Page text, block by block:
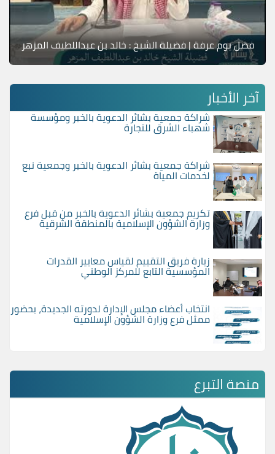
فضل يوم عرفة | فضيلة الشيخ : خالد بن عبداللطيف المزهر
آخر الأخبار
شراكة جمعية بشائر الدعوية بالخبر ومؤسسة
شهباء الشرق للتجارة
شراكة جمعية بشائر الدعوية بالخبر وجمعية نبع
لخدمات المياة
تكريم جمعية بشائر الدعوية بالخبر من قبل فرع
وزارة الشؤون الإسلامية بالمنطقة الشرقية
زيارة فريق التقييم لقياس معايير القدرات
المؤسسية التابع للمركز الوطني
انتخاب أعضاء مجلس الإدارة لدورته الجديدة، بحضور
ممثل فرع وزارة الشؤون الإسلامية
منصة التبرع